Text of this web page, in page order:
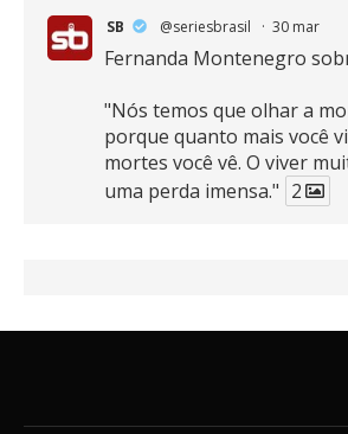
SB @seriesbrasil · 30 mar
Fernanda Montenegro
"Nós temos que olhar a
porque quanto mais você
mortes você vê. O viver
uma perda imensa." 2
16 389 X